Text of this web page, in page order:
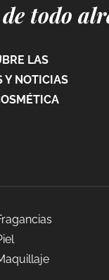
todo
LAS
Y NOTICIAS